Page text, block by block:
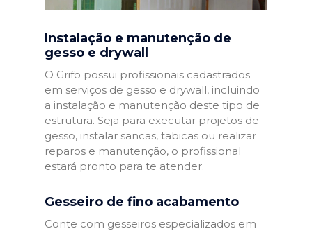
Instalação e manutenção de
gesso e drywall
O Grifo possui profissionais cadastrados
em serviços de gesso e drywall, incluindo
a instalação e manutenção deste tipo de
estrutura. Seja para executar projetos de
gesso, instalar sancas, tabicas ou realizar
reparos e manutenção, o profissional
estará pronto para te atender.
Gesseiro de fino acabamento
Conte com gesseiros especializados em